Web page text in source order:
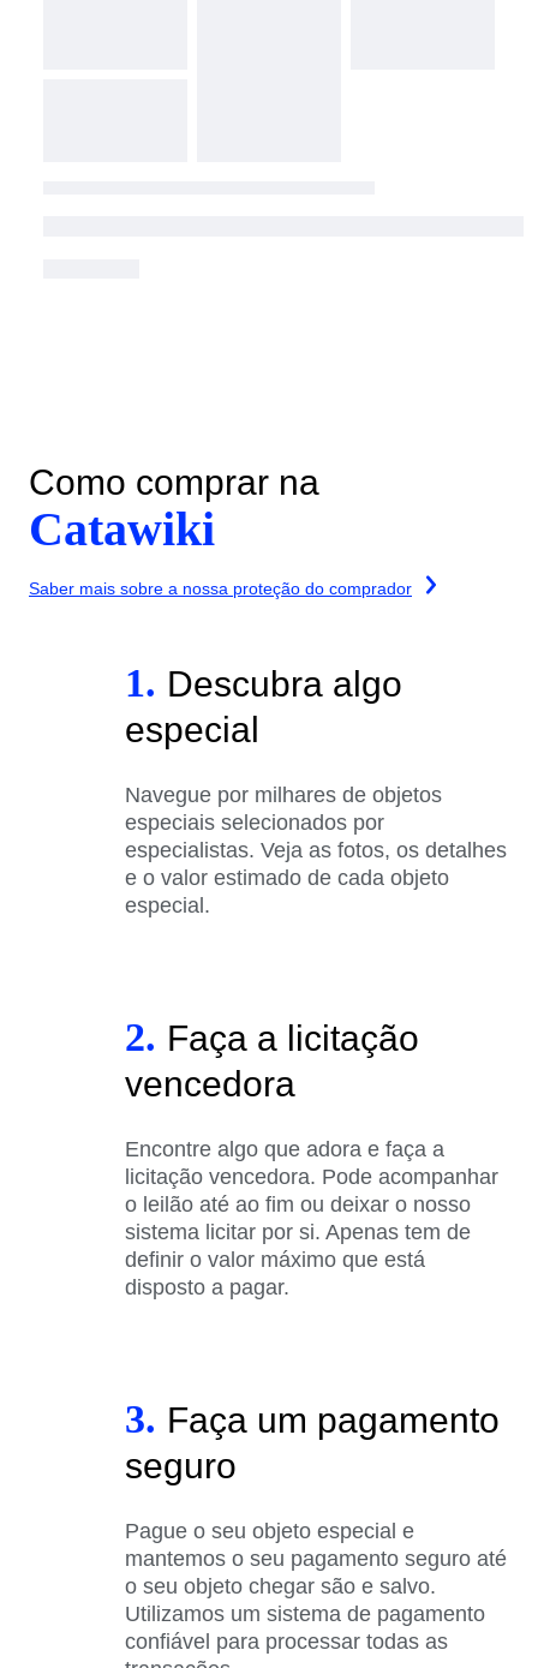
Como comprar na
Catawiki
Saber mais sobre a nossa proteção do comprador
1. Descubra algo
especial
Navegue por milhares de objetos
especiais selecionados por
especialistas. Veja as fotos, os detalhes
e o valor estimado de cada objeto
especial.
2. Faça a licitação
vencedora
Encontre algo que adora e faça a
licitação vencedora. Pode acompanhar
o leilão até ao fim ou deixar o nosso
sistema licitar por si. Apenas tem de
definir o valor máximo que está
disposto a pagar.
3. Faça um pagamento
seguro
Pague o seu objeto especial e
mantemos o seu pagamento seguro até
o seu objeto chegar são e salvo.
Utilizamos um sistema de pagamento
confiável para processar todas as